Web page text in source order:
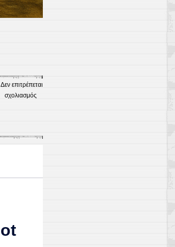
Δεν επιτρέπεται
σχολιασμόςστο
Ηρακλή: